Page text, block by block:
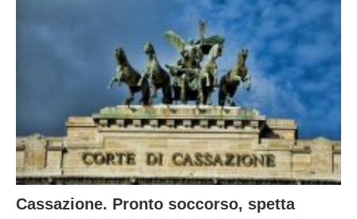
Cassazione. Pronto soccorso, spetta